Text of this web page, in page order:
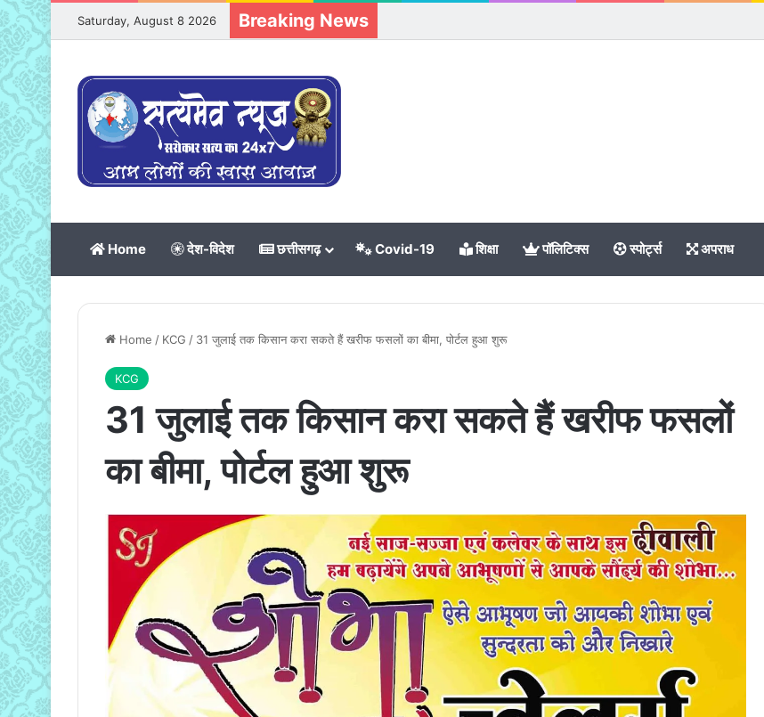
Saturday, August 8 2026 Breaking News
Home देश-विदेश छत्तीसगढ़ Covid-19 शिक्षा पॉलिटिक्स स्पोर्ट्स अपराध
Home / KCG / 31 जुलाई तक किसान करा सकते हैं खरीफ फसलों का बीमा, पोर्टल हुआ शुरू
KCG
31 जुलाई तक किसान करा सकते हैं खरीफ फसलों
का बीमा, पोर्टल हुआ शुरू